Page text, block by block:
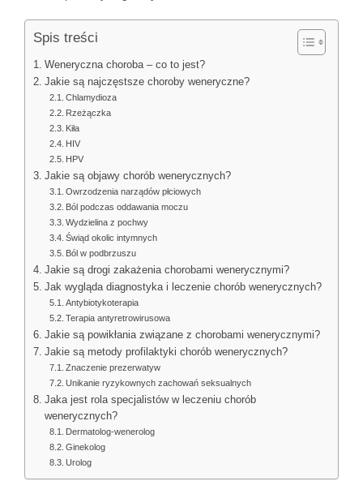
Spis treści
Weneryczna choroba – co to jest?
Jakie są najczęstsze choroby weneryczne?
Chlamydioza
Rzeżączka
Kiła
HIV
HPV
Jakie są objawy chorób wenerycznych?
Owrzodzenia narządów płciowych
Ból podczas oddawania moczu
Wydzielina z pochwy
Świąd okolic intymnych
Ból w podbrzuszu
Jakie są drogi zakażenia chorobami wenerycznymi?
Jak wygląda diagnostyka i leczenie chorób wenerycznych?
Antybiotykoterapia
Terapia antyretrowirusowa
Jakie są powikłania związane z chorobami wenerycznymi?
Jakie są metody profilaktyki chorób wenerycznych?
Znaczenie prezerwatyw
Unikanie ryzykownych zachowań seksualnych
Jaka jest rola specjalistów w leczeniu chorób
wenerycznych?
Dermatolog-wenerolog
Ginekolog
Urolog